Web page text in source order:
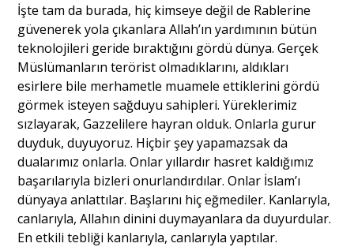
İşte tam da burada, hiç kimseye değil de Rablerine
güvenerek yola çıkanlara Allah’ın yardımının bütün
teknolojileri geride bıraktığını gördü dünya. Gerçek
Müslümanların terörist olmadıklarını, aldıkları
esirlere bile merhametle muamele ettiklerini gördü
görmek isteyen sağduyu sahipleri. Yüreklerimiz
sızlayarak, Gazzelilere hayran olduk. Onlarla gurur
duyduk, duyuyoruz. Hiçbir şey yapamazsak da
dualarımız onlarla. Onlar yıllardır hasret kaldığımız
başarılarıyla bizleri onurlandırdılar. Onlar İslam’ı
dünyaya anlattılar. Başlarını hiç eğmediler. Kanlarıyla,
canlarıyla, Allahın dinini duymayanlara da duyurdular.
En etkili tebliği kanlarıyla, canlarıyla yaptılar.